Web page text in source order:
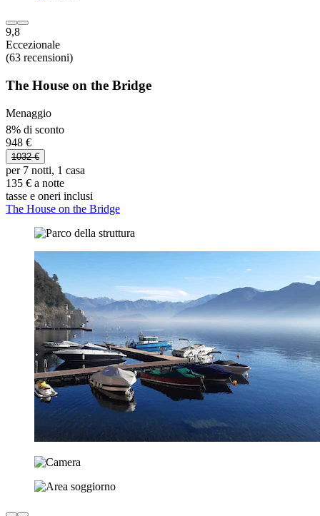
9,8
Eccezionale
(63 recensioni)
The House on the Bridge
Menaggio
8% di sconto
948 €
1032 €
per 7 notti, 1 casa
135 € a notte
tasse e oneri inclusi
The House on the Bridge